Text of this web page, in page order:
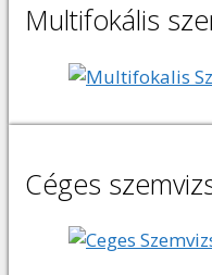
Multifokális
Céges